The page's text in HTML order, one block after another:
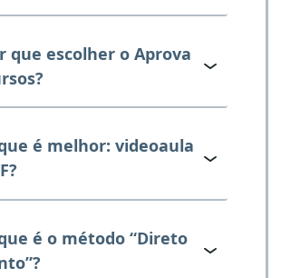
que escolher o Aprova
é melhor: videoaula
é o método “Direto